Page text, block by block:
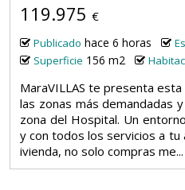
119.975 €
Publicado hace 6 horas
Superficie 156 m2
MaraVILLAS te presenta
las zonas más demandadas
zona del Hospital. Un
y con todos los servicios a tu
ivienda, no solo compras me...